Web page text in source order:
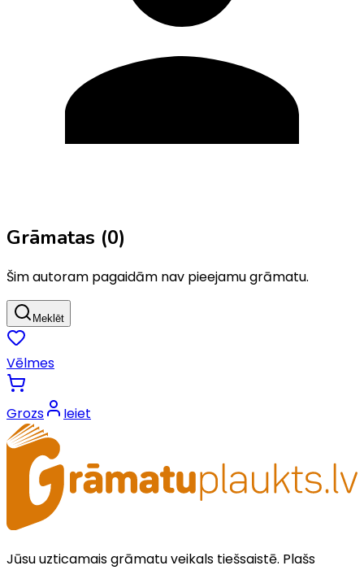
Grāmatas (0)
Šim autoram pagaidām nav pieejamu grāmatu.
Meklēt
Vēlmes
Grozs Ieiet
Jūsu uzticamais grāmatu veikals tiešsaistē. Plašs